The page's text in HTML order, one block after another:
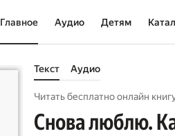
Главное Аудио Детям
Текст Аудио
Читать бесплатно онлайн
Снова люблю.